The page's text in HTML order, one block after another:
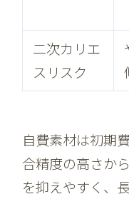
二次カリエ
スリスク
自費素材は初期
合精度の高さか
を抑えやすく、